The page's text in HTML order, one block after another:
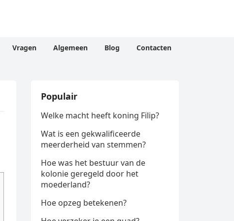
Vragen Algemeen Blog Contacten
Populair
Welke macht heeft koning Filip?
Wat is een gekwalificeerde
meerderheid van stemmen?
Hoe was het bestuur van de
kolonie geregeld door het
moederland?
Hoe opzeg betekenen?